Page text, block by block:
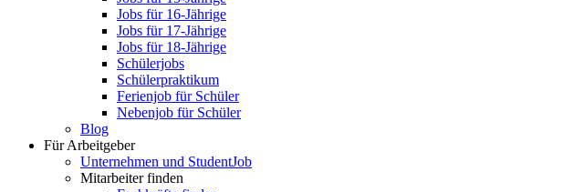
Jobs für 16-Jährige
Jobs für 17-Jährige
Jobs für 18-Jährige
Schülerjobs
Schülerpraktikum
Ferienjob für Schüler
Nebenjob für Schüler
Blog
Für Arbeitgeber
Unternehmen und StudentJob
Mitarbeiter finden